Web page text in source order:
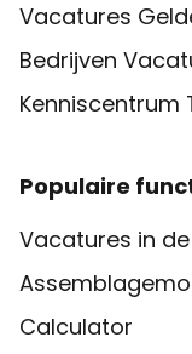
Vacatures
Bedrijven
Kenniscentrum
Populaire
Vacatures in
Calculator